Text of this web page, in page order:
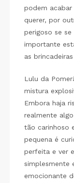
podem
querer, por
perigoso se
importante
as
Lulu da
mistura
Embora haja
realmente
tão carinhoso
pequena é
perfeita e ver
simplesmente
emocionante